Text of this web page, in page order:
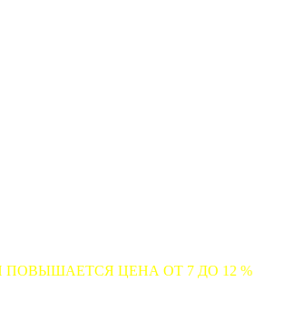
ЦЕНА ОТ 7 ДО 12 %